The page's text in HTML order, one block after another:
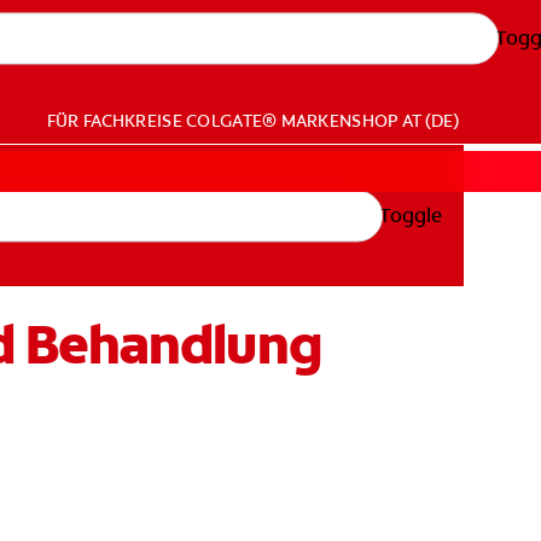
FÜR FACHKREISECOLGATE® MARKENSHOP AT (DE)
Toggle
Behandlung